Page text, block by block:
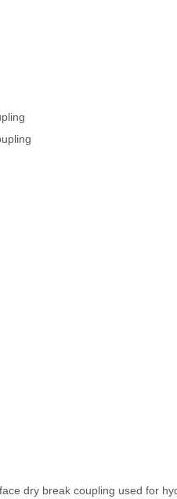
dry break coupling used for